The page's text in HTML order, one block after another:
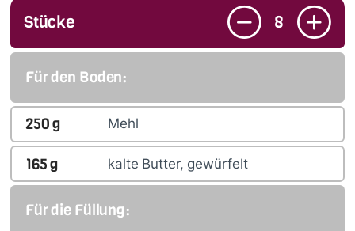
Stücke 8
Für den Boden:
250g Mehl
165g kalte Butter, gewürfelt
Für die Füllung: